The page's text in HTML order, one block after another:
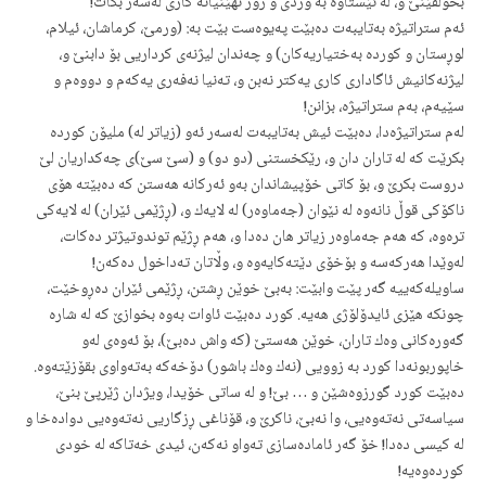
ئه‌م ستراتیژه‌ به‌تایبه‌ت ده‌بێت په‌یوه‌ست بێت به‌: (ورمێ، كرماشان، ئیلام،
لوڕستان و كورده‌ به‌ختیاریه‌كان) و چه‌ندان لیژنه‌ی كرداریی بۆ دابنێ و،
لیژنه‌كانیش ئاگاداری كاری یه‌كتر نه‌بن و، ته‌نیا نه‌فه‌ری یه‌كه‌م و دووه‌م و
سێیه‌م، به‌م ستراتیژه،‌ بزانن!
له‌م ستراتیژه‌دا، ده‌بێت ئیش به‌تایبه‌ت له‌سه‌ر ئه‌و (زیاتر له‌) ملیۆن كورده‌
بكرێت كه‌ له‌ تاران دان و، رێكخستنی (دو دو) و (سێ سێ)ی چه‌كداریان لێ
دروست بكرێ و، بۆ كاتی خۆپیشاندان به‌و ئه‌ركانه‌ هه‌ستن كه‌ ده‌بێته‌ هۆی
ناكۆكی قوڵ نانه‌وه‌ له‌ نێوان (جه‌ماوه‌ر) له‌ لایه‌ك و، (ڕژێمی ئێران) له‌ لایه‌كی
تره‌وه‌، كه‌ هه‌م جه‌ماوه‌ر زیاتر هان ده‌دا و، هه‌م ڕژێم توندوتیژتر ده‌كات،
له‌وێدا هه‌ركه‌سه‌ و بۆخۆی دێته‌كایه‌وه‌ و، وڵاتان ته‌داخول ده‌كه‌ن!
ساویله‌كه‌ییه‌ گه‌ر پێت وابێت: به‌بێ خوێن ڕشتن، ڕژێمی ئێران ده‌ڕوخێت،
چونكه‌ هێزی ئایدۆلۆژی هه‌یه‌. كورد ده‌بێت ئاوات به‌وه‌ بخوازێ كه‌ له‌ شاره‌
گه‌وره‌كانی وه‌ك تاران، خوێن هه‌ستێ (كه‌ واش ده‌بێ)، بۆ ئه‌وه‌ی له‌و
خاپوربونه‌دا كورد به‌ زوویی (نه‌ك وه‌ك باشور) دۆخه‌كه‌ به‌ته‌واوی بقۆزێته‌وه‌.
ده‌بێت كورد گورزوه‌شێن و … بێ! و له‌ ساتی خۆیدا، ویژدان ژێرپێ بنێ،
سیاسه‌تی نه‌ته‌وه‌یی، وا نه‌بێ، ناكرێ و، قۆناغی ڕزگاریی نه‌ته‌وه‌یی دواده‌خا و
له‌ كیسی ده‌دا! خۆ گه‌ر ئامادەسازی ته‌واو نه‌كه‌ن، ئیدی خه‌تاكه‌ له‌ خودی
كورده‌وه‌یه‌!